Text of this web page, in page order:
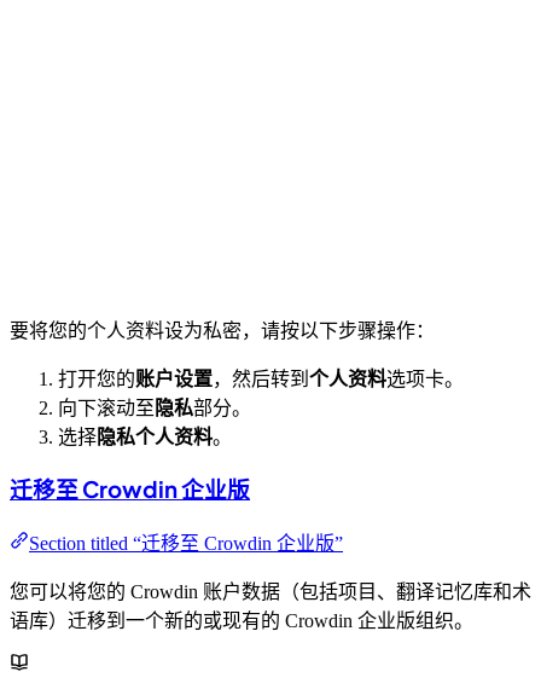
要将您的个人资料设为私密，请按以下步骤操作：
打开您的账户设置，然后转到 个人资料选项卡。
向下滚动至 隐私部分。
选择隐私个人资料。
迁移至 Crowdin 企业版
Section titled “迁移至 Crowdin 企业版”
您可以将您的 Crowdin 账户数据（包括项目、翻译记忆库和术
语库）迁移到一个新的或现有的 Crowdin 企业版组织。